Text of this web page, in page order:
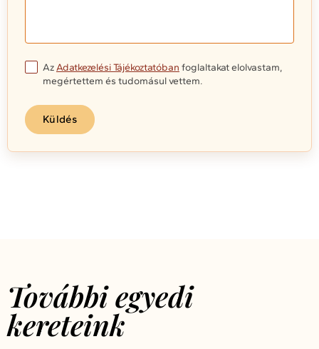
AzAdatkezelési Tájékoztatóban foglaltakat elolvastam,
megértettem és tudomásul vettem.
Küldés
További egyedi
kereteink